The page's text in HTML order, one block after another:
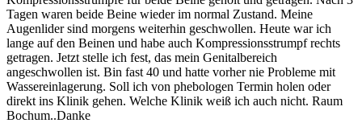
Tagen waren beide Beine wieder im normal Zustand. Meine
Augenlider sind morgens weiterhin geschwollen. Heute war ich
lange auf den Beinen und habe auch Kompressionsstrumpf rechts
getragen. Jetzt stelle ich fest, das mein Genitalbereich
angeschwollen ist. Bin fast 40 und hatte vorher nie Probleme mit
Wassereinlagerung. Soll ich von phebologen Termin holen oder
direkt ins Klinik gehen. Welche Klinik weiß ich auch nicht. Raum
Bochum..Danke